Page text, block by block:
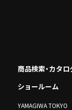
商品検索・カタロ
ショールーム
YAMAGIWA TOKYO